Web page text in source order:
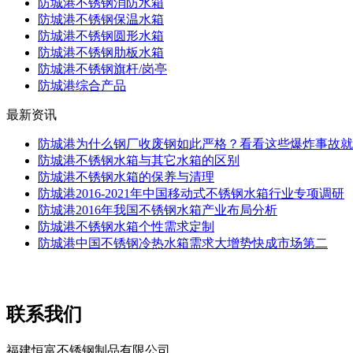
防城港不锈钢消防水箱
防城港不锈钢保温水箱
防城港不锈钢圆形水箱
防城港不锈钢肋板水箱
防城港不锈钢旗杆/岗亭
防城港综合产品
最新资讯
防城港为什么钢厂收废钢如此严格？看看这些爆炸事故
防城港不锈钢水箱与其它水箱的区别
防城港不锈钢水箱的保养与清理
防城港2016-2021年中国移动式不锈钢水箱行业专项调研
防城港2016年我国不锈钢水箱产业布局分析
防城港不锈钢水箱个性需求定制
防城港中国不锈钢冷热水箱需求大增势快成市场第二
联系我们
福建恒富不锈钢制品有限公司